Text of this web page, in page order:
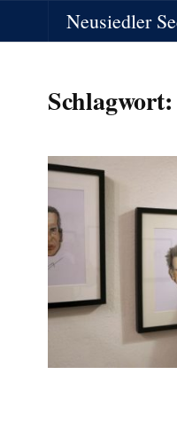
Neusiedler
Schlagwort: